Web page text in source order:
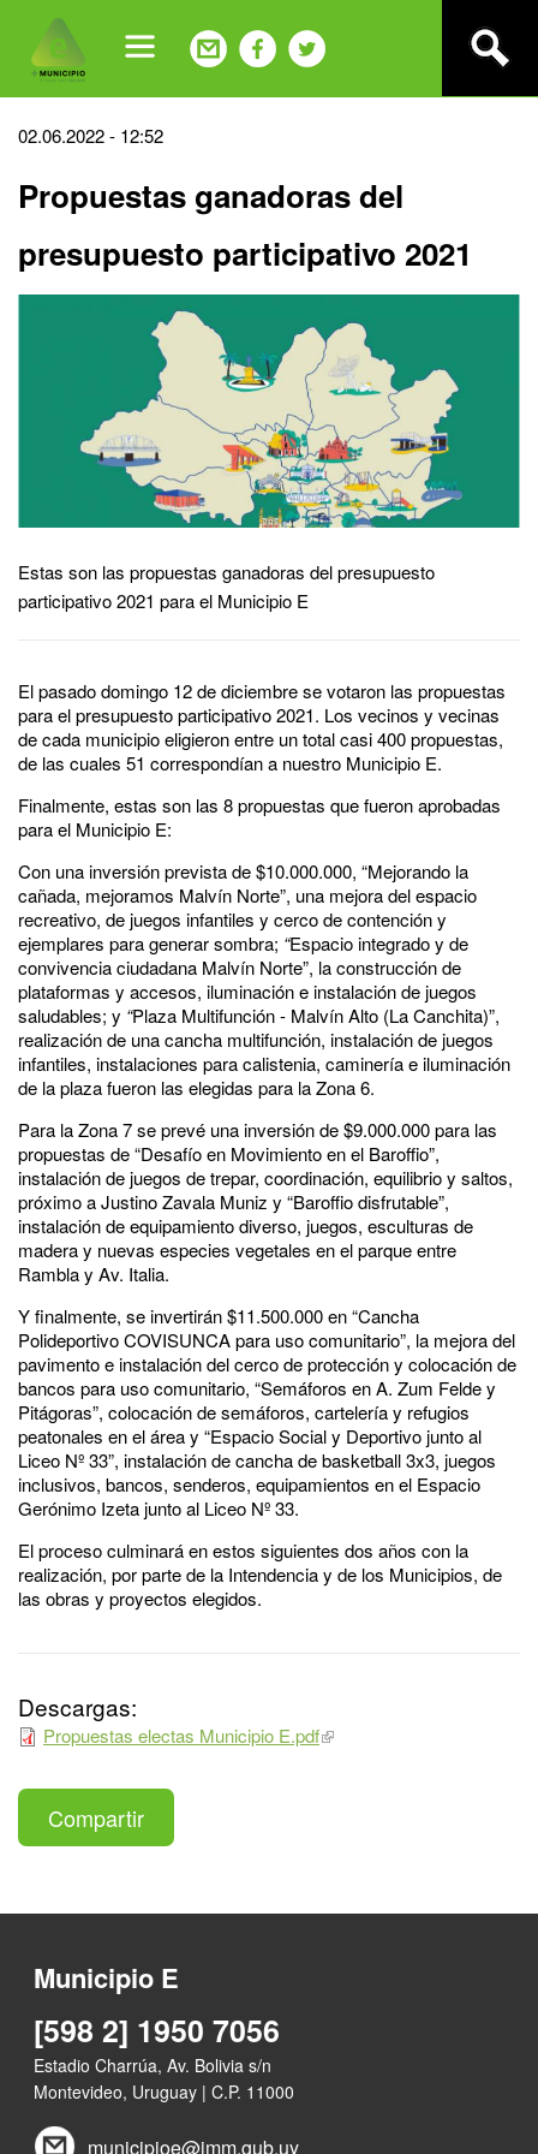
navigation
Back
top
02.06.2022 - 12:52
Propuestas ganadoras del
presupuesto participativo 2021
Estas son las propuestas ganadoras del presupuesto
participativo 2021 para el Municipio E
El pasado domingo 12 de diciembre se votaron las propuestas
para el presupuesto participativo 2021. Los vecinos y vecinas
de cada municipio eligieron entre un total casi 400 propuestas,
de las cuales 51 correspondían a nuestro Municipio E.
Finalmente, estas son las 8 propuestas que fueron aprobadas
para el Municipio E:
Con una inversión prevista de $10.000.000, “Mejorando la
cañada, mejoramos Malvín Norte”, una mejora del espacio
recreativo, de juegos infantiles y cerco de contención y
ejemplares para generar sombra; “Espacio integrado y de
convivencia ciudadana Malvín Norte”, la construcción de
plataformas y accesos, iluminación e instalación de juegos
saludables; y “Plaza Multifunción - Malvín Alto (La Canchita)”,
realización de una cancha multifunción, instalación de juegos
infantiles, instalaciones para calistenia, caminería e iluminación
de la plaza fueron las elegidas para la Zona 6.
Para la Zona 7 se prevé una inversión de $9.000.000 para las
propuestas de “Desafío en Movimiento en el Baroffio”,
instalación de juegos de trepar, coordinación, equilibrio y saltos,
próximo a Justino Zavala Muniz y “Baroffio disfrutable”,
instalación de equipamiento diverso, juegos, esculturas de
madera y nuevas especies vegetales en el parque entre
Rambla y Av. Italia.
Y finalmente, se invertirán $11.500.000 en “Cancha
Polideportivo COVISUNCA para uso comunitario”, la mejora del
pavimento e instalación del cerco de protección y colocación de
bancos para uso comunitario, “Semáforos en A. Zum Felde y
Pitágoras”, colocación de semáforos, cartelería y refugios
peatonales en el área y “Espacio Social y Deportivo junto al
Liceo Nº 33”, instalación de cancha de basketball 3x3, juegos
inclusivos, bancos, senderos, equipamientos en el Espacio
Gerónimo Izeta junto al Liceo Nº 33.
El proceso culminará en estos siguientes dos años con la
realización, por parte de la Intendencia y de los Municipios, de
las obras y proyectos elegidos.
Descargas:
Propuestas electas Municipio E.pdf
Compartir
Municipio E
[598 2] 1950 7056
Estadio Charrúa, Av. Bolivia s/n
Montevideo, Uruguay | C.P. 11000
municipioe@imm.gub.uy